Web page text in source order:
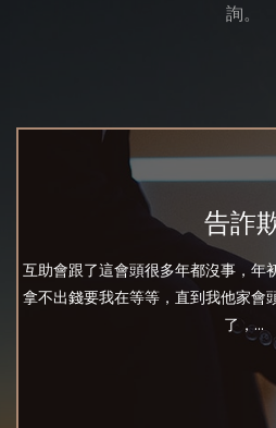
詢。
告詐
互助會跟了這會頭很多年都沒事，年
拿不出錢要我在等等，直到我他家會
了，...